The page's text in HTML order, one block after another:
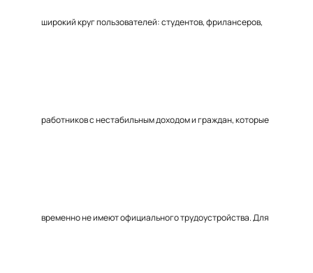
широкий круг пользователей: студентов, фрилансеров,
работников с нестабильным доходом и граждан, которые
временно не имеют официального трудоустройства. Для